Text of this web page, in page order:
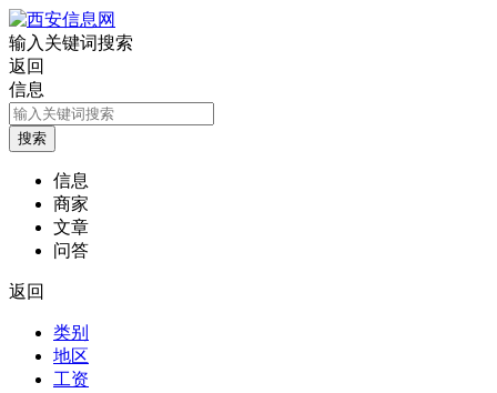
输入关键词搜索
返回
信息
信息
商家
文章
问答
返回
类别
地区
工资